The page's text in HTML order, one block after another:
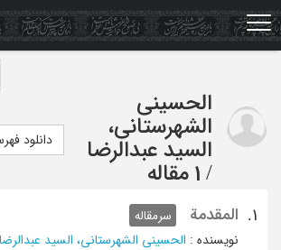
Skip
to
main
الحسینی
الشهرستانی،
السید عبدالرضا
/ 1 مقاله
دانلود
1. المقدمة
سرمقاله
نویسنده : الحسینی الشهرستانی، السید عبدالرضا